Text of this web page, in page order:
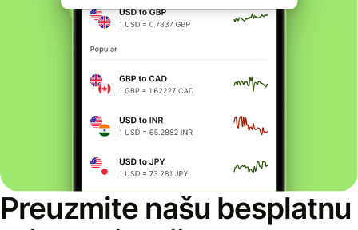
Preuzmite našu besplatnu